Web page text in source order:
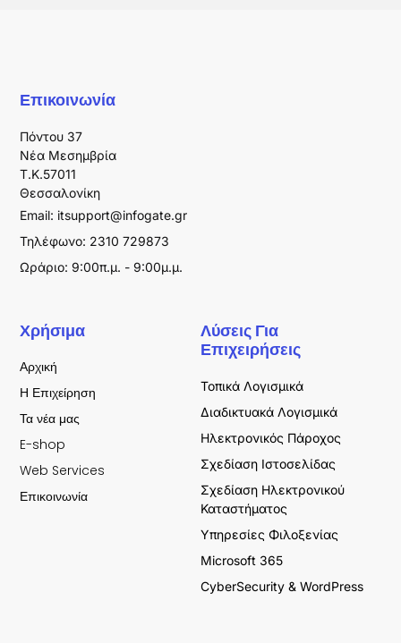
Λύσεις Για
Επιχειρήσεις
Τοπικά Λογισμικά
Διαδικτυακά Λογισμικά
Ηλεκτρονικός Πάροχος
Σχεδίαση Ιστοσελίδας
Σχεδίαση Ηλεκτρονικού
Καταστήματος
Υπηρεσίες Φιλοξενίας
Microsoft 365
CyberSecurity & WordPress
Χρήσιμα
Αρχική
Η Επιχείρηση
Τα νέα μας
E-shop
Web Services
Επικοινωνία
Επικοινωνία
Πόντου 37
Νέα Μεσημβρία
T.K.57011
Θεσσαλονίκη
Email: itsupport@infogate.gr
Τηλέφωνο: 2310 729873
Ωράριο: 9:00π.μ. - 9:00μ.μ.